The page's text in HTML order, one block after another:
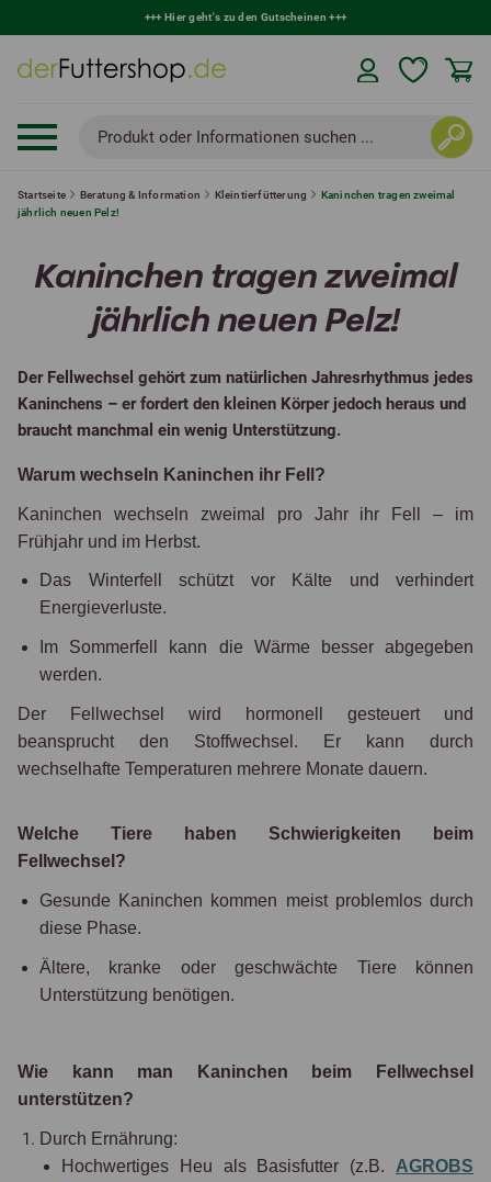
+++Hier geht's zu den Gutscheinen+++
Produkt oder Informationen suchen ...
Startseite Beratung & Information Kleintierfütterung
Kaninchen tragen zweimal
jährlich neuen Pelz!
Kaninchen tragen zweimal
jährlich neuen Pelz!
Der Fellwechsel gehört zum natürlichen Jahresrhythmus jedes
Kaninchens – er fordert den kleinen Körper jedoch heraus und
braucht manchmal ein wenig Unterstützung.
Warum wechseln Kaninchen ihr Fell?
Kaninchen wechseln zweimal pro Jahr ihr Fell – im
Frühjahr und im Herbst.
Das Winterfell schützt vor Kälte und verhindert
Energieverluste.
Im Sommerfell kann die Wärme besser abgegeben
werden.
Der Fellwechsel wird hormonell gesteuert und
beansprucht den Stoffwechsel. Er kann durch
wechselhafte Temperaturen mehrere Monate dauern.
Welche Tiere haben Schwierigkeiten beim
Fellwechsel?
Gesunde Kaninchen kommen meist problemlos durch
diese Phase.
Ältere, kranke oder geschwächte Tiere können
Unterstützung benötigen.
Wie kann man Kaninchen beim Fellwechsel
unterstützen?
Durch Ernährung:
Hochwertiges Heu als Basisfutter (z.B. AGROBS